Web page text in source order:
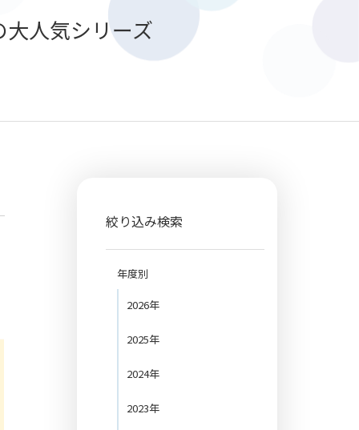
人気シリーズ
絞り込み検索
年度別
2026年
2025年
2024年
2023年